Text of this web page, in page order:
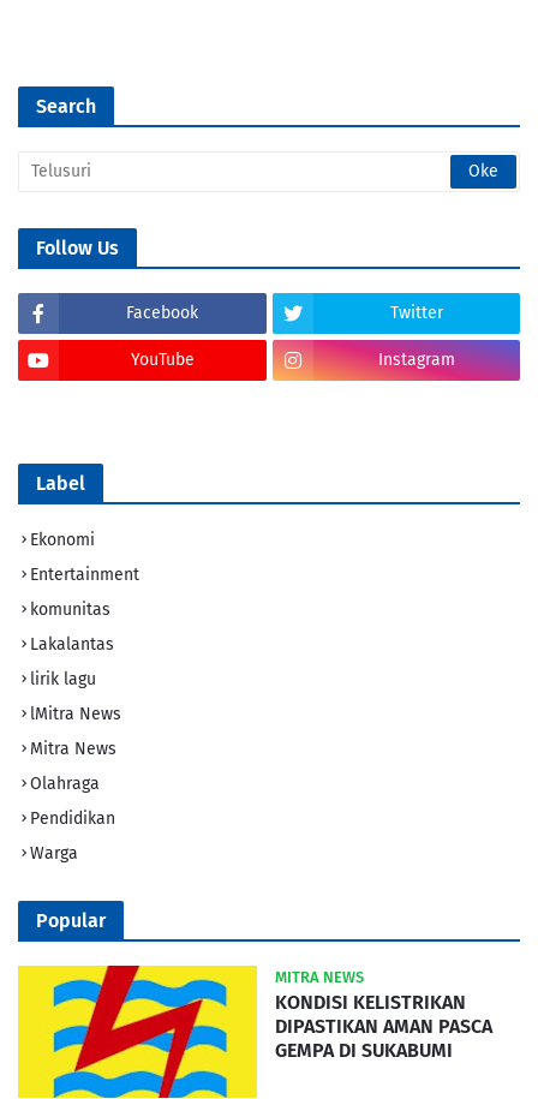
Search
Follow Us
Facebook Twitter
YouTube Instagram
Label
Ekonomi
Entertainment
komunitas
Lakalantas
lirik lagu
lMitra News
Mitra News
Olahraga
Pendidikan
Warga
Popular
MITRA NEWS
KONDISI KELISTRIKAN
DIPASTIKAN AMAN PASCA
GEMPA DI SUKABUMI